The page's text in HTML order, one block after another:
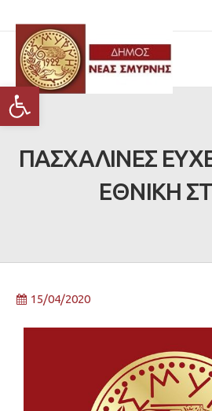
Ανοίξτε τη γραμμή εργαλείων
ΠΑΣΧΑΛΙΝΕΣ
ΕΘΝΙΚΗ
15/04/2020